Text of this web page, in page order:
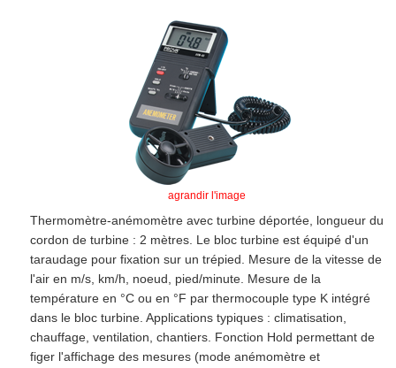
agrandir l'image
Thermomètre-anémomètre avec turbine déportée, longueur du
cordon de turbine : 2 mètres. Le bloc turbine est équipé d'un
taraudage pour fixation sur un trépied. Mesure de la vitesse de
l'air en m/s, km/h, noeud, pied/minute. Mesure de la
température en °C ou en °F par thermocouple type K intégré
dans le bloc turbine. Applications typiques : climatisation,
chauffage, ventilation, chantiers. Fonction Hold permettant de
figer l'affichage des mesures (mode anémomètre et